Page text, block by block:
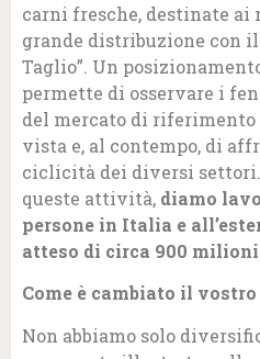
carni fresche, destinate
grande distribuzione con
Taglio”. Un
permette di osservare i
del mercato di
vista e, al contempo, di
ciclicità dei diversi
queste attività, diamo
persone in Italia e
atteso di circa 900
Come è cambiato il
Non abbiamo solo